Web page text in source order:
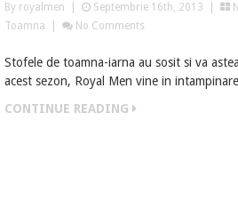
By royalmen Septembrie 16th, 2013 |
Toamna
No Comments
Stofele de toamna-iarna au sosit si va
acest sezon, Royal Men vine in
CONTINUE READING